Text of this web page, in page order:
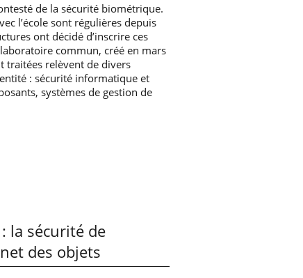
de la sécurité biométrique.
l’école sont régulières depuis
ont décidé d’inscrire ces
commun, créé en mars
traitées relèvent de divers
: sécurité informatique et
systèmes de gestion de
la sécurité de
des objets